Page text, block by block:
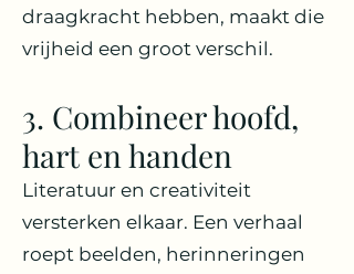
draagkracht hebben, maakt die
vrijheid een groot verschil.
3. Combineer hoofd,
hart en handen
Literatuur en creativiteit
versterken elkaar. Een verhaal
roept beelden, herinneringen